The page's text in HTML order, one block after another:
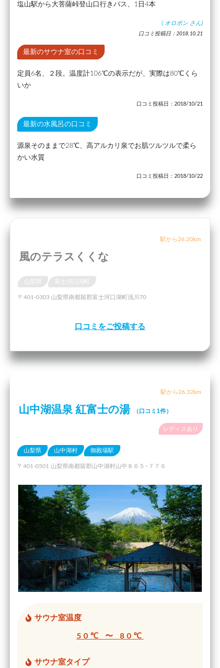
塩山駅から大菩薩峠登山口行きバス、1日4本
( オロポン さん)
口コミ投稿日：2018.10.21
最新のサウナ室の口コミ
定員6名、２段。温度計106℃の表示だが、実際は80℃くら
いか
口コミ投稿日：2018/10/21
最新の水風呂の口コミ
源泉そのままで28℃、高アルカリ泉でお肌ツルツルで柔ら
かい水質
口コミ投稿日：2018/10/22
駅から26.20km
風のテラスくくな
山梨県
〒401-0303 山梨県南都留郡富士河口湖町浅川70
口コミをご投稿する
駅から26.32km
山中湖温泉 紅富士の湯 （口コミ1件）
レディスあり
山梨県 山中湖村 御殿場駅
〒401-0501 山梨県南都留郡山中湖村山中８６５−７７６
サウナ室温度
50℃ 〜 80℃
サウナ室タイプ